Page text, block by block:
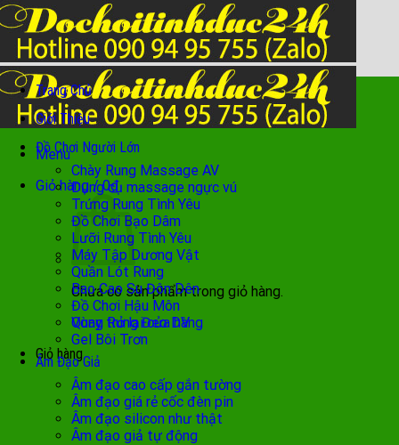
Chuyển
đến
nội
dung
Menu
Giỏ hàng /0₫
Chưa có sản phẩm trong giỏ hàng.
Quay trở lại cửa hàng
Giỏ hàng
Trang Chủ
Giới Thiệu
Đồ Chơi Người Lớn
Chày Rung Massage AV
Dụng cụ massage ngực vú
Trứng Rung Tình Yêu
Đồ Chơi Bạo Dâm
Lưỡi Rung Tình Yêu
Máy Tập Dương Vật
Quần Lót Rung
Bao Cao Su Đôn Dên
Đồ Chơi Hậu Môn
Vòng Rung Đeo DV
Gel Bôi Trơn
Âm Đạo Giả
Âm đạo cao cấp gắn tường
Âm đạo giá rẻ cốc đèn pin
Âm đạo silicon như thật
Âm đạo giả tự động